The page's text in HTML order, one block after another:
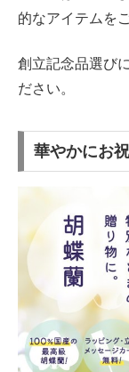
的なアイテムを
創立記念品選び
ださい。
華やかにお